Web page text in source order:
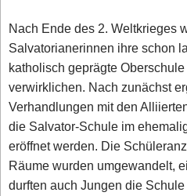
Nach Ende des 2. Weltkrieges
Salvatorianerinnen ihre schon
katholisch geprägte
verwirklichen. Nach zunächst
Verhandlungen mit den
die Salvator-Schule im
eröffnet werden. Die
Räume wurden umgewandelt,
durften auch Jungen die